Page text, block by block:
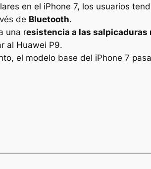
en el iPhone 7, los usuarios
de Bluetooth.
una resistencia a las salpicaduras
al Huawei P9.
el modelo base del iPhone 7